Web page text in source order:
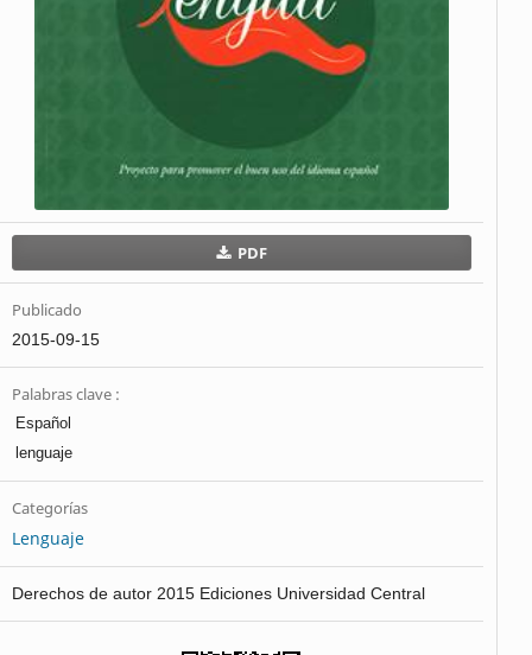
PDF
Publicado
2015-09-15
Palabras clave :
Español
lenguaje
Categorías
Lenguaje
Derechos de autor 2015 Ediciones Universidad Central